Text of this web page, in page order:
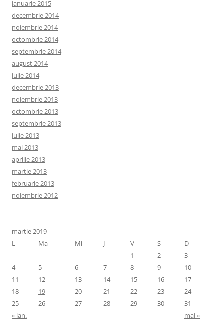
ianuarie 2015
decembrie 2014
noiembrie 2014
octombrie 2014
septembrie 2014
august 2014
iulie 2014
decembrie 2013
noiembrie 2013
octombrie 2013
septembrie 2013
iulie 2013
mai 2013
aprilie 2013
martie 2013
februarie 2013
noiembrie 2012
martie 2019
L
Ma Mi J V S
D
1
2
3
4
5 6 7 8 9
10
11
12 13 14 15 16
17
18
19 20 21 22 23
24
25
26 27 28 29 30
31
« ian.
mai »